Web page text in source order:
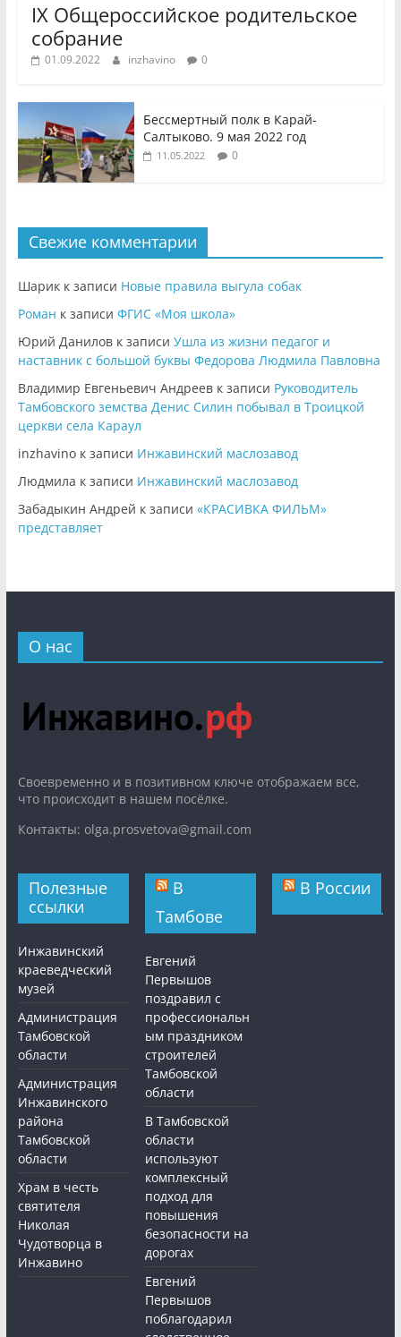
IX Общероссийское родительское
собрание
01.09.2022 inzhavino 0
Бессмертный полк в Карай-
Салтыково. 9 мая 2022 год
11.05.2022 0
Свежие комментарии
Шарикк записи Новые правила выгула собак
Роман к записи ФГИС «Моя школа»
Юрий Даниловк записи Ушла из жизни педагог и
наставник с большой буквы Федорова Людмила Павловна
Владимир Евгеньевич Андреевк записи Руководитель
Тамбовского земства Денис Силин побывал в Троицкой
церкви села Караул
inzhavinoк записи Инжавинский маслозавод
Людмила к записи Инжавинский маслозавод
Забадыкин Андрей к записи «КРАСИВКА ФИЛЬМ»
представляет
О нас
Cвоевременно и в позитивном ключе отображаем все,
что происходит в нашем посёлке.
Контакты: olga.prosvetova@gmail.com
Полезные
ссылки
Инжавинский
краеведческий
музей
Администрация
Тамбовской
области
Администрация
Инжавинского
района
Тамбовской
области
Храм в честь
святителя
Николая
Чудотворца в
Инжавино
В
Тамбове
Евгений
Первышов
поздравил с
профессиональн
ым праздником
строителей
Тамбовской
области
В Тамбовской
области
используют
комплексный
подход для
повышения
безопасности на
дорогах
Евгений
Первышов
поблагодарил
В России